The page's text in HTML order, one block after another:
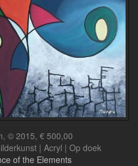
© 2015, € 500,00
| Acryl | Op doek
of the Elements